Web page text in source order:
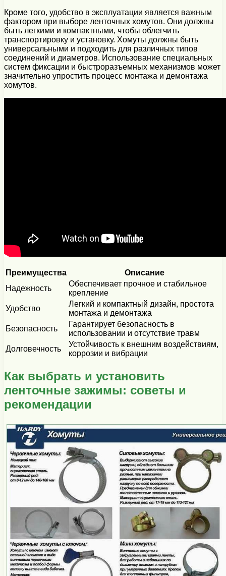
Кроме того, удобство в эксплуатации является важным
фактором при выборе ленточных хомутов. Они должны
быть легкими и компактными, чтобы облегчить
транспортировку и установку. Хомуты должны быть
универсальными и подходить для различных типов
соединений и диаметров. Использование специальных
систем фиксации и быстроразъемных механизмов может
значительно упростить процесс монтажа и демонтажа
хомутов.
Преимущества
Описание
Надежность
Обеспечивает прочное и стабильное
крепление
Удобство
Легкий и компактный дизайн, простота
монтажа и демонтажа
Безопасность
Гарантирует безопасность в
использовании и отсутствие травм
Долговечность
Устойчивость к внешним воздействиям,
коррозии и вибрации
Как выбрать и установить
ленточные зажимы: советы и
рекомендации